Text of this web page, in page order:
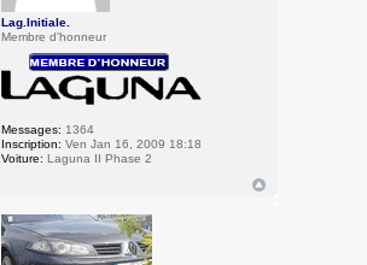
Lag.Initiale.
Membre d'honneur
Messages: 1364
Inscription: Ven Jan 16, 2009 18:18
Voiture: Laguna II Phase 2